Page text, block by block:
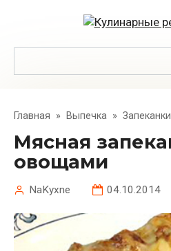
Главная » Выпечка » Запеканки
Мясная запеканка с
овощами
NaKyxne 04.10.2014